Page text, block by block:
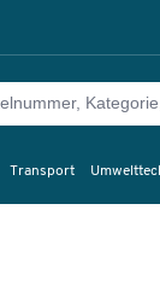
Transport